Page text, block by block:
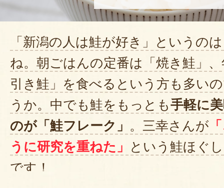
「新潟の人は鮭が好き」というの
ね。朝ごはんの定番は「焼き鮭」
引き鮭」を食べるという方も多い
うか。中でも鮭をもっとも手軽に
のが「鮭フレーク」
。三幸さんが
うに研究を重ねた」
という鮭ほぐ
です！